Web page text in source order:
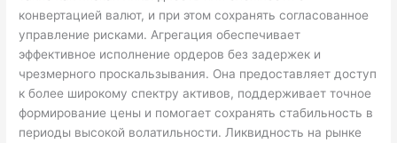
конвертацией валют, и при этом сохранять согласованное
управление рисками. Агрегация обеспечивает
эффективное исполнение ордеров без задержек и
чрезмерного проскальзывания. Она предоставляет доступ
к более широкому спектру активов, поддерживает точное
формирование цены и помогает сохранять стабильность в
периоды высокой волатильности. Ликвидность на рынке